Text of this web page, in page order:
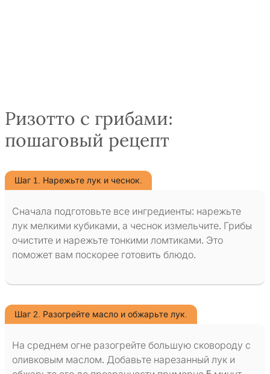
Ризотто с грибами:
пошаговый рецепт
Шаг 1. Нарежьте лук и чеснок.
Сначала подготовьте все ингредиенты: нарежьте
лук мелкими кубиками, а чеснок измельчите. Грибы
очистите и нарежьте тонкими ломтиками. Это
поможет вам поскорее готовить блюдо.
Шаг 2. Разогрейте масло и обжарьте лук.
На среднем огне разогрейте большую сковороду с
оливковым маслом. Добавьте нарезанный лук и